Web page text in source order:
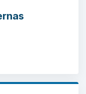
sektoral secara
mendukung
Statistik
diharapkan
di Kota
terstandar, dan